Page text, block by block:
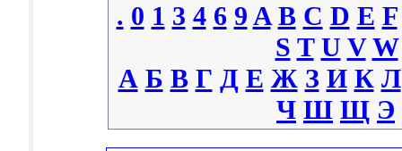
. 0 1 3 4 6 9 A B C D E F
S T U V W
А Б В Г Д Е Ж З И К Л
Ч Ш Щ Э